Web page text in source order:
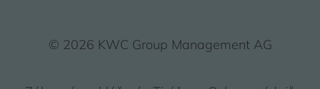
© 2026 KWC Group Management AG